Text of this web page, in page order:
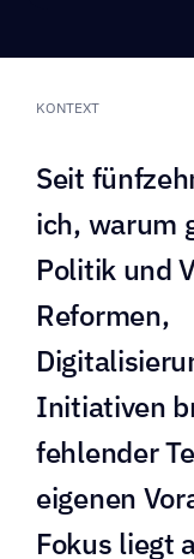
KONTEXT
Seit
ich, warum
Politik und
Reformen,
Initiativen
fehlender
eigenen
Fokus liegt